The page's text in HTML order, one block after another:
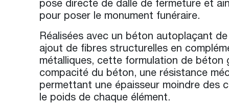
pose directe de dalle de fermeture et
pour poser le monument funéraire.
Réalisées avec un béton autoplaçant
ajout de fibres structurelles en
métalliques, cette formulation de béton
compacité du béton, une résistance
permettant une épaisseur moindre des
le poids de chaque élément.